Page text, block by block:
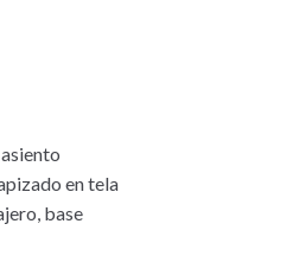
en tela
base